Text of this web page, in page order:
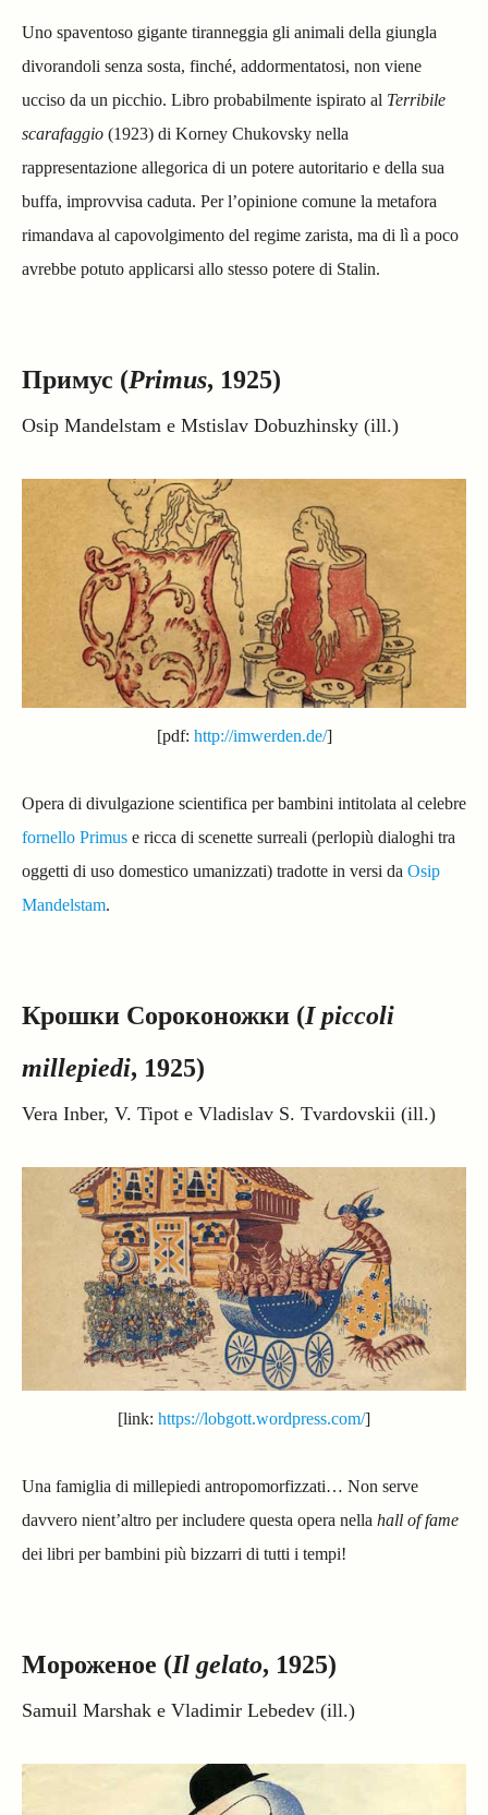
Uno spaventoso gigante tiranneggia gli animali della giungla
divorandoli senza sosta, finché, addormentatosi, non viene
ucciso da un picchio. Libro probabilmente ispirato al Terribile
scarafaggio (1923) di Korney Chukovsky nella
rappresentazione allegorica di un potere autoritario e della sua
buffa, improvvisa caduta. Per l’opinione comune la metafora
rimandava al capovolgimento del regime zarista, ma di lì a poco
avrebbe potuto applicarsi allo stesso potere di Stalin.
Примус (Primus, 1925)
Osip Mandelstam e Mstislav Dobuzhinsky (ill.)
[pdf: http://imwerden.de/]
Opera di divulgazione scientifica per bambini intitolata al celebre
fornello Primus e ricca di scenette surreali (perlopiù dialoghi tra
oggetti di uso domestico umanizzati) tradotte in versi da Osip
Mandelstam.
Крошки Сороконожки (I piccoli
millepiedi, 1925)
Vera Inber, V. Tipot e Vladislav S. Tvardovskii (ill.)
[link: https://lobgott.wordpress.com/]
Una famiglia di millepiedi antropomorfizzati… Non serve
davvero nient’altro per includere questa opera nella hall of fame
dei libri per bambini più bizzarri di tutti i tempi!
Мороженое (Il gelato, 1925)
Samuil Marshak e Vladimir Lebedev (ill.)